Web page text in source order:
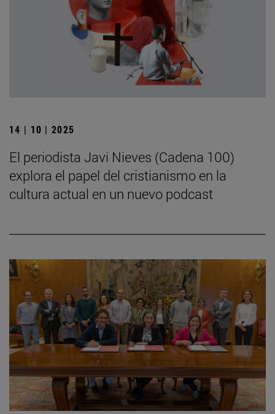
14 | 10 | 2025
El periodista Javi Nieves (Cadena 100)
explora el papel del cristianismo en la
cultura actual en un nuevo podcast